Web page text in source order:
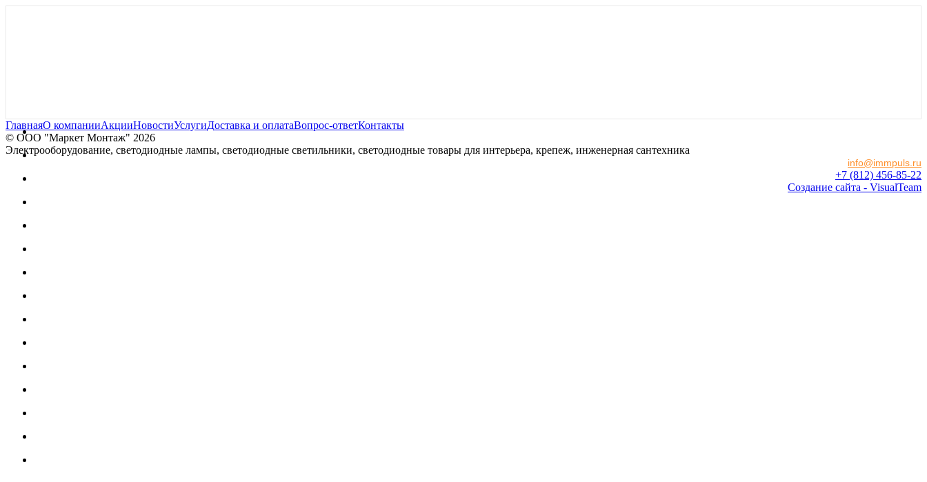
ГлавнаяО компанииАкцииНовостиУслугиДоставка и оплатаВопрос-ответКонтакты
© OOO "Маркет Монтаж" 2026
Электрооборудование, светодиодные лампы, светодиодные светильники, светодиодные товары для интерьера, крепеж, инженерная сантехника
info@immpuls.ru
+7 (812) 456-85-22
Создание сайта - VisualTeam